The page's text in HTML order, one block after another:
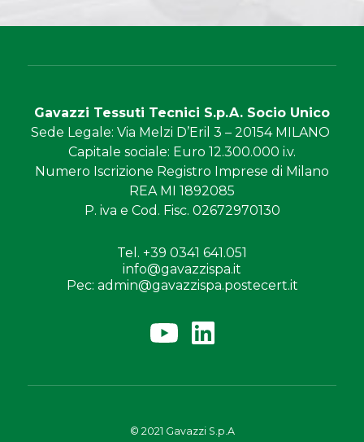
Gavazzi Tessuti Tecnici S.p.A. Socio Unico
Sede Legale: Via Melzi D’Eril 3 – 20154 MILANO
Capitale sociale: Euro 12.300.000 i.v.
Numero Iscrizione Registro Imprese di Milano
REA MI 1892085
P. iva e Cod. Fisc. 02672970130
Tel. +39 0341 641.051
info@gavazzispa.it
Pec: admin@gavazzispa.postecert.it
© 2021 Gavazzi S.p.A